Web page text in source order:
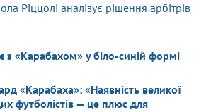
Ріццолі аналізує рішення арбітрів
з «Карабахом» у біло-синій формі
«Карабаха»: «Наявність великої
футболістів — це плюс для